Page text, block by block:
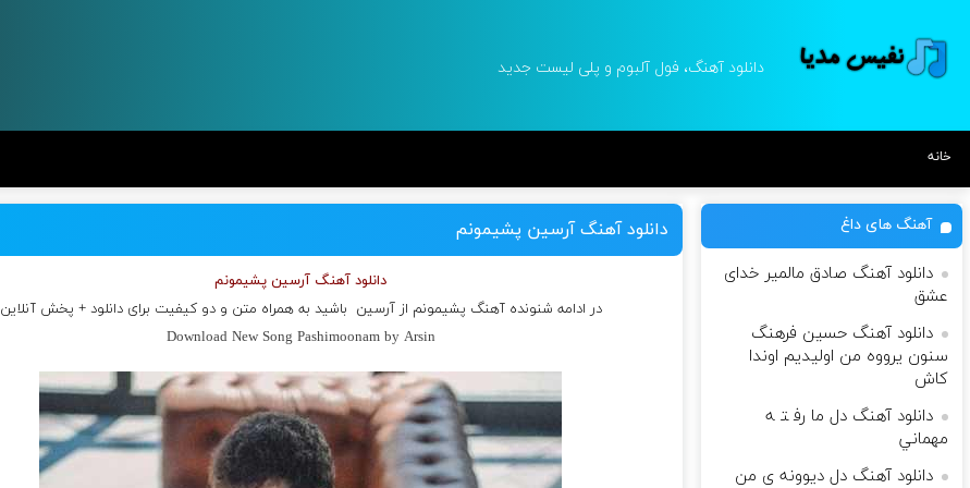
دانلود آهنگ، فول آلبوم و پلی لیست جدید
خانه
دانلود آهنگ آرسین پشیمونم
دانلود آهنگ آرسین پشیمونم
در ادامه شنونده آهنگ پشیمونم ازآرسین باشید به همراه متن و دو کیفیت برای دانلود + پخش آنلاین
Download New Song Pashimoonam by Arsin
آهنگ های داغ
دانلود آهنگ صادق مالمیر خدای
عشق
دانلود آهنگ حسین فرهنگ
سنون یرووه من اولیدیم اوندا
کاش
دانلود آهنگ ‫دل ﻣﺎ رﻓ ﺘ ﻪ
ﻣﻬﻤﺎﻧﻲ
دانلود آهنگ دل دیوونه ی من